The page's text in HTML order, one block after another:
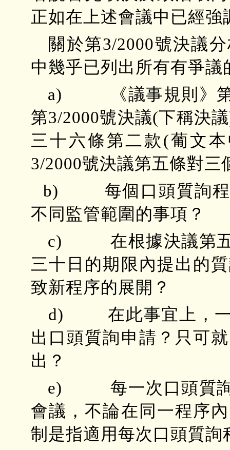
正如在上述會議中已經強
關於第3/2000號決議
中幾乎已列出所有有爭
a) 《議事規則》第
第3/2000號決議(下稱決
三十六條第二款(葡文
3/2000號決議第五條對
b) 每個口頭質詢程
不同監管範圍的事項？
c) 在根據決議第五
三十日的期限內提出的
致新程序的展開？
d) 在此事宜上，一
出口頭質詢申請？只可
出？
e) 每一次口頭質詢
會議，不論在同一程序
制是指適用每次口頭質